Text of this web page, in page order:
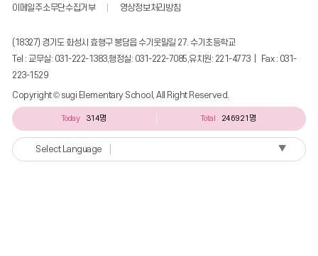
이메일주소무단수집거부
영상정보처리방침
(18327) 경기도 화성시 효행구 봉담읍 수기웃말길 27. 수기초등학교
Tel : 교무실: 031-222-1383,행정실: 031-222-7085,유치원: 221-4773 | Fax : 031-
223-1529
Copyright © sugi Elementary School, All Right Reserved.
Today 314명 Total 246921명
Select Language ▼